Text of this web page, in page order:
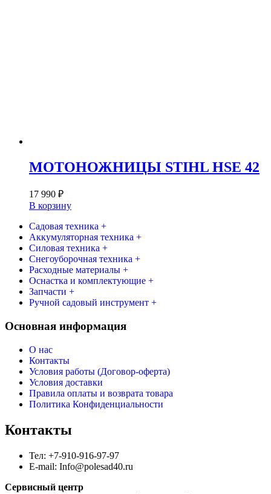
МОТОНОЖНИЦЫ STIHL HSE 42
17 990 ₽
В корзину
Садовая техника +
Аккумуляторная техника +
Силовая техника +
Снегоуборочная техника +
Расходные материалы +
Оснастка и комплектующие +
Запчасти +
Ручной садовый инструмент +
Основная информация
О нас
Контакты
Условия работы (Договор-оферта)
Условия доставки
Правила оплаты и возврата товара
Политика Конфиденциальности
Контакты
Тел: +7-910-916-97-97
E-mail: Info@polesad40.ru
Сервисный центр